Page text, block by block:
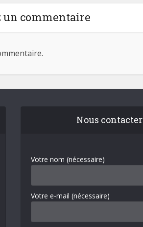
un commentaire
Nous contacter
Votre nom (nécessaire)
Votre e-mail (nécessaire)